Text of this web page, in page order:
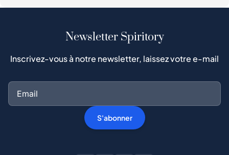
Newsletter Spiritory
Inscrivez-vous à notre newsletter, laissez votre e-mail
S'abonner